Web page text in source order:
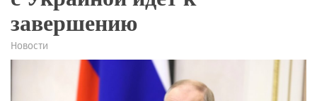
завершению
Новости